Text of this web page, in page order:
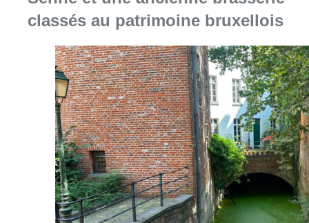
06 août 2026Consulter l'article "Saint-Géry : un ancien
La police lance un avis de
recherche après le viol d’une
femme de 33 ans à Bruxelles